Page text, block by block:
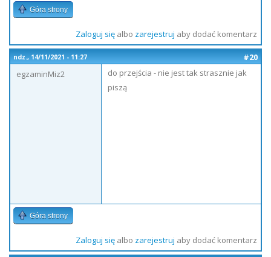
Góra strony
Zaloguj sięalbo zarejestruj aby dodać komentarz
ndz., 14/11/2021 - 11:27
#20
egzaminMiz2
do przejścia - nie jest tak strasznie jak
piszą
Góra strony
Zaloguj sięalbo zarejestruj aby dodać komentarz